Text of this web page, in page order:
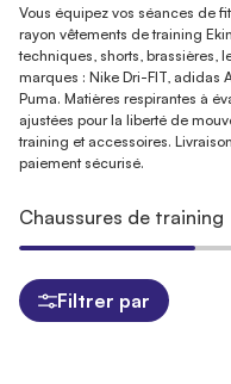
Vous équipez vos séances de
rayon vêtements de training
techniques, shorts, brassières,
marques : Nike Dri-FIT, adidas
Puma. Matières respirantes à
ajustées pour la liberté de
training et accessoires.
paiement sécurisé.
Chaussures de training
Filtrer par